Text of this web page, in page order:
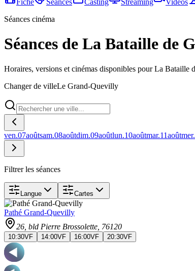
Fiche
Séances Casting Streaming Vidéos
Séances cinéma
Séances de La Bataille de
Horaires, versions et cinémas disponibles pour La Bataille
Changer de villeLe Grand-Quevilly
ven.07aoûtsam.08aoûtdim.09aoûtlun.10aoûtmar.11aoûtmer.
Filtrer les séances
Langue Cartes
Pathé Grand-Quevilly
26, bld Pierre Brossolette , 76120
10:30VF 14:00VF 16:00VF 20:30VF